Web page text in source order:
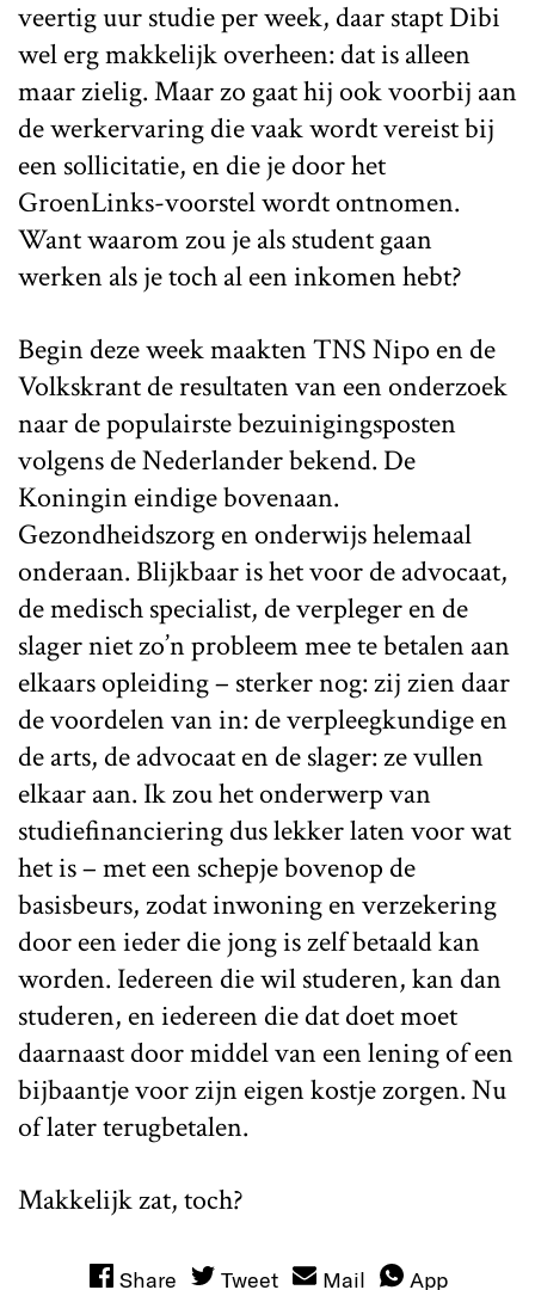
veertig uur studie per week, daar stapt Dibi
wel erg makkelijk overheen: dat is alleen
maar zielig. Maar zo gaat hij ook voorbij aan
de werkervaring die vaak wordt vereist bij
een sollicitatie, en die je door het
GroenLinks-voorstel wordt ontnomen.
Want waarom zou je als student gaan
werken als je toch al een inkomen hebt?
Begin deze week maakten TNS Nipo en de
Volkskrant de resultaten van een onderzoek
naar de populairste bezuinigingsposten
volgens de Nederlander bekend. De
Koningin eindige bovenaan.
Gezondheidszorg en onderwijs helemaal
onderaan. Blijkbaar is het voor de advocaat,
de medisch specialist, de verpleger en de
slager niet zo’n probleem mee te betalen aan
elkaars opleiding – sterker nog: zij zien daar
de voordelen van in: de verpleegkundige en
de arts, de advocaat en de slager: ze vullen
elkaar aan. Ik zou het onderwerp van
studiefinanciering dus lekker laten voor wat
het is – met een schepje bovenop de
basisbeurs, zodat inwoning en verzekering
door een ieder die jong is zelf betaald kan
worden. Iedereen die wil studeren, kan dan
studeren, en iedereen die dat doet moet
daarnaast door middel van een lening of een
bijbaantje voor zijn eigen kostje zorgen. Nu
of later terugbetalen.
Makkelijk zat, toch?
Share Tweet Mail App